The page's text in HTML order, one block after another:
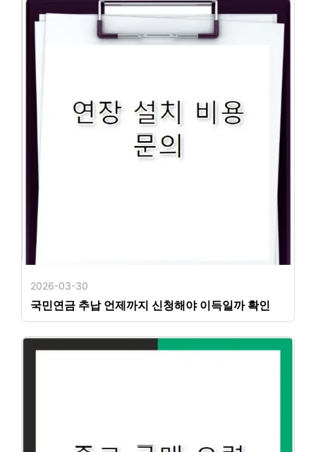
2026-03-30
국민연금 추납 언제까지 신청해야 이득일까 확인